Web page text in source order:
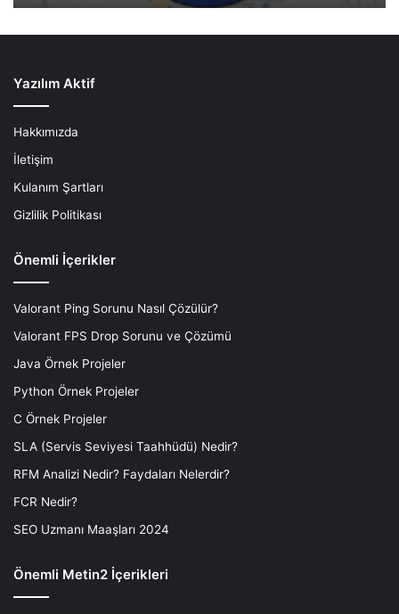
Yazılım Aktif
Hakkımızda
İletişim
Kulanım Şartları
Gizlilik Politikası
Önemli İçerikler
Valorant Ping Sorunu Nasıl Çözülür?
Valorant FPS Drop Sorunu ve Çözümü
Java Örnek Projeler
Python Örnek Projeler
C Örnek Projeler
SLA (Servis Seviyesi Taahhüdü) Nedir?
RFM Analizi Nedir? Faydaları Nelerdir?
FCR Nedir?
SEO Uzmanı Maaşları 2024
Önemli Metin2 İçerikleri